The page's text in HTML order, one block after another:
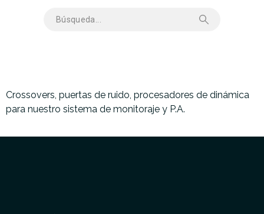
Crossovers, puertas de ruido, procesadores de dinámica
para nuestro sistema de monitoraje y P.A.